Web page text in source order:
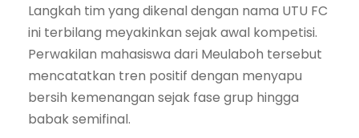
Langkah tim yang dikenal dengan nama UTU FC
ini terbilang meyakinkan sejak awal kompetisi.
Perwakilan mahasiswa dari Meulaboh tersebut
mencatatkan tren positif dengan menyapu
bersih kemenangan sejak fase grup hingga
babak semifinal.